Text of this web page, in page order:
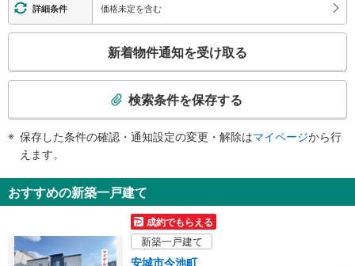
その他
・点字案内（券売機）
詳細条件 価格未定を含む
検
知
を
け
取
新着物件通知を受け取る
検索条件を保存する
保存した条件の確認・通知設定の変更・解除はマイページから行
えます。
おすすめの新築一戸建て
成約でもらえる
新築一戸建て
安城市今池町